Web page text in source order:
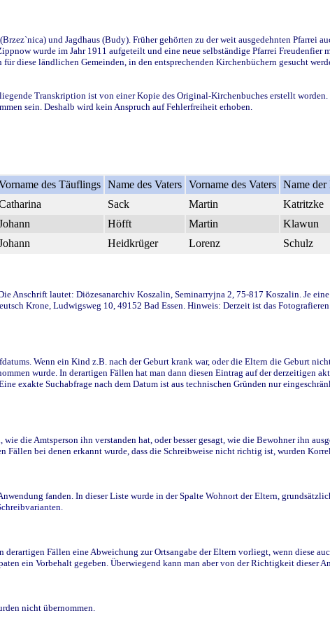
und Jagdhaus (Budy). Früher gehörten zu der weit ausgedehnten Pfarrei
wurde im Jahr 1911 aufgeteilt und eine neue selbständige Pfarrei
ländlichen Gemeinden, in den entsprechenden Kirchenbüchern gesucht
Transkription ist von einer Kopie des Original-Kirchenbuches erstellt
sein. Deshalb wird kein Anspruch auf Fehlerfreiheit erhoben.
des Täuflings Name des Vaters Vorname des Vaters Name der
Sack Martin Katritzke
Höfft Martin Klawun
Heidkrüger Lorenz Schulz
lautet: Diözesanarchiv Koszalin, Seminarryjna 2, 75-817 Koszalin. Je
Krone, Ludwigsweg 10, 49152 Bad Essen. Hinweis: Derzeit ist das
Wenn ein Kind z.B. nach der Geburt krank war, oder die Eltern die Geburt
wurde. In derartigen Fällen hat man dann diesen Eintrag auf der derzeitigen
exakte Suchabfrage nach dem Datum ist aus technischen Gründen nur
die Amtsperson ihn verstanden hat, oder besser gesagt, wie die Bewohner ihn
bei denen erkannt wurde, dass die Schreibweise nicht richtig ist, wurden
fanden. In dieser Liste wurde in der Spalte Wohnort der Eltern,
Fällen eine Abweichung zur Ortsangabe der Eltern vorliegt, wenn diese
ein Vorbehalt gegeben. Überwiegend kann man aber von der Richtigkeit dieser
nicht übernommen.